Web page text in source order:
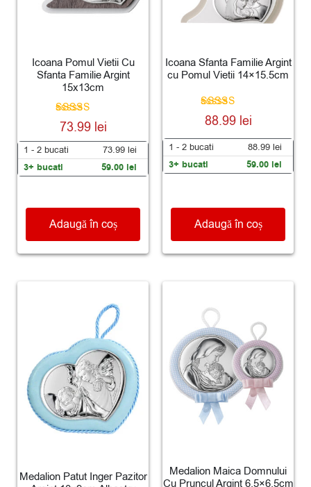
Icoana Pomul Vietii Cu
Sfanta Familie Argint
15x13cm
Evaluat la
5.00
din 5
73.99 lei
1 - 2 bucati 73.99 lei
3+ bucati 59.00 lei
Adaugă în coș
Icoana Sfanta Familie Argint
cu Pomul Vietii 14×15.5cm
Evaluat la
5.00
din 5
88.99 lei
1 - 2 bucati 88.99 lei
3+ bucati 59.00 lei
Adaugă în coș
Medalion Patut Inger Pazitor
Medalion Maica Domnului
Cu Pruncul Argint 6.5×6.5cm